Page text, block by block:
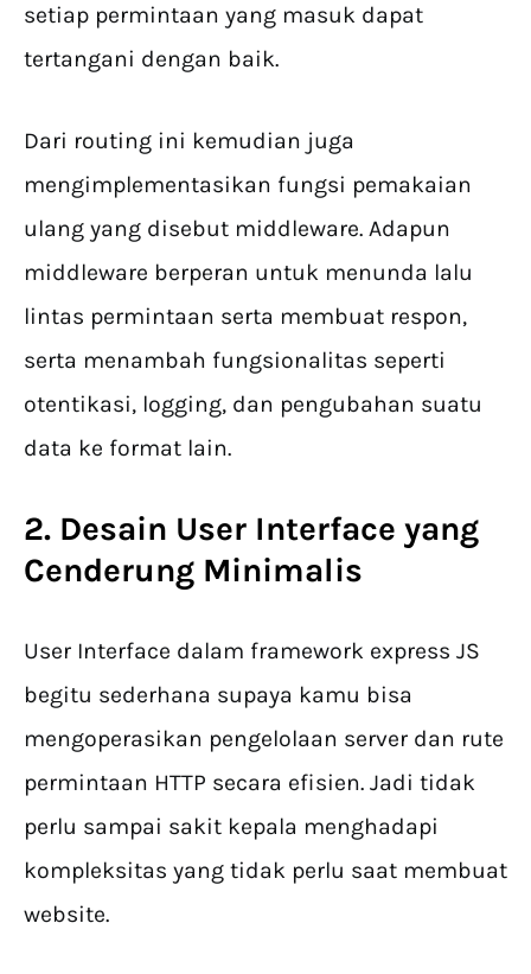
setiap permintaan yang masuk dapat
tertangani dengan baik.
Dari routing ini kemudian juga
mengimplementasikan fungsi pemakaian
ulang yang disebut middleware. Adapun
middleware berperan untuk menunda lalu
lintas permintaan serta membuat respon,
serta menambah fungsionalitas seperti
otentikasi, logging, dan pengubahan suatu
data ke format lain.
2. Desain User Interface yang
Cenderung Minimalis
User Interface dalam framework express JS
begitu sederhana supaya kamu bisa
mengoperasikan pengelolaan server dan rute
permintaan HTTP secara efisien. Jadi tidak
perlu sampai sakit kepala menghadapi
kompleksitas yang tidak perlu saat membuat
website.